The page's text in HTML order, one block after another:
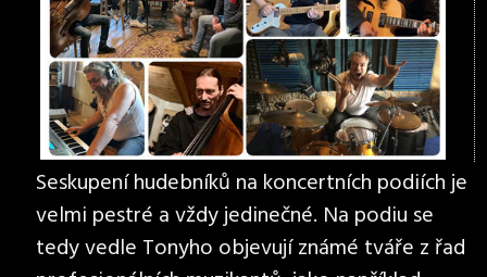
Seskupení hudebníků na koncertních podiích je
velmi pestré a vždy jedinečné. Na podiu se
tedy vedle Tonyho objevují známé tváře z řad